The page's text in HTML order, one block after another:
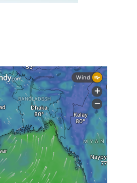
অঞ্চলে বজ্রবৃষ্টির আভাস,